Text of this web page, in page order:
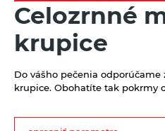
Biomila produkty
Letný Biomilatip 18% zľava
Špaldové výrobky
Fermato
Celozrnné
krupice
Do vášho pečenia
krupice. Obohatíte tak pokrmy